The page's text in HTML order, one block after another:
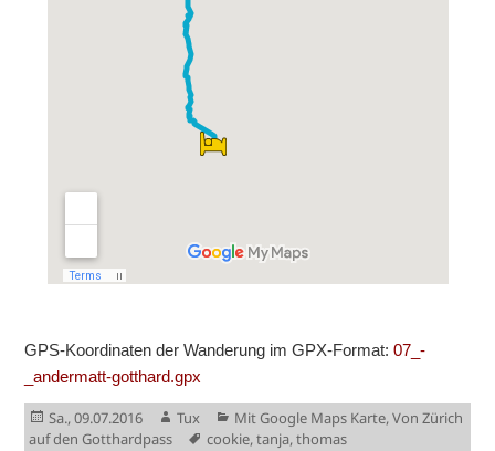
GPS-Koordinaten der Wanderung im GPX-Format:07_-
_andermatt-gotthard.gpx
Veröffentlicht
am
Sa., 09.07.2016 Autor
Tux Kategorien
Mit Google Maps Karte,Von Zürich
auf den Gotthardpass
Schlagwörter
cookie,tanja,thomas